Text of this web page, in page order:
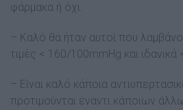
φάρμακα ή όχι.
– Καλό θα ήταν αυτοί που
τιμές < 160/100mmHg και
– Είναι καλό κάποια
προτιμούνται έναντι κάποιων